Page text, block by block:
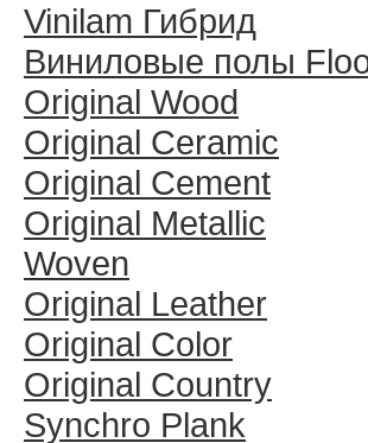
Vinilam Гибрид
Виниловые полы
Original Wood
Original Ceramic
Original Cement
Original Metallic
Woven
Original Leather
Original Color
Original Country
Synchro Plank